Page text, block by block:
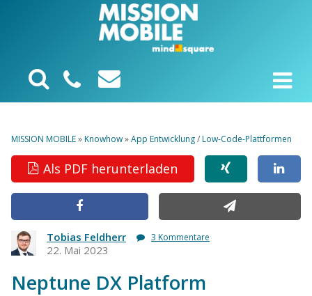
MISSION MOBILE»Knowhow»App Entwicklung/Low-Code-Plattformen
Als PDF herunterladen
Tobias Feldherr
22. Mai 2023
3 Kommentare
Neptune DX Platform